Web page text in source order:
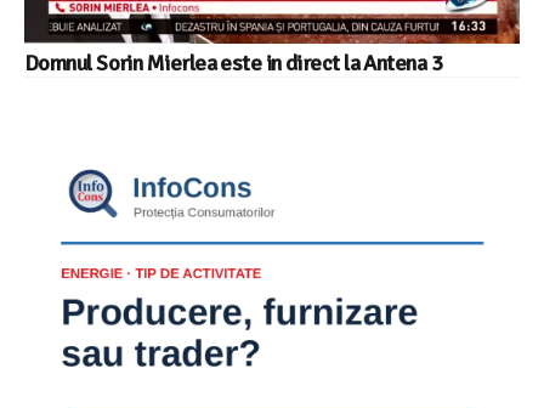
Domnul Sorin Mierlea este in direct la Antena 3